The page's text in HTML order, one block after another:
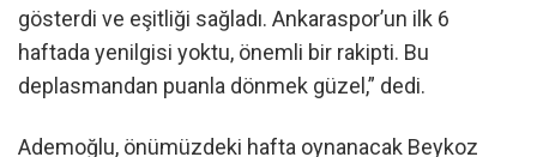
gösterdi ve eşitliği sağladı. Ankaraspor’un ilk 6
haftada yenilgisi yoktu, önemli bir rakipti. Bu
deplasmandan puanla dönmek güzel,” dedi.
Ademoğlu, önümüzdeki hafta oynanacak Beykoz